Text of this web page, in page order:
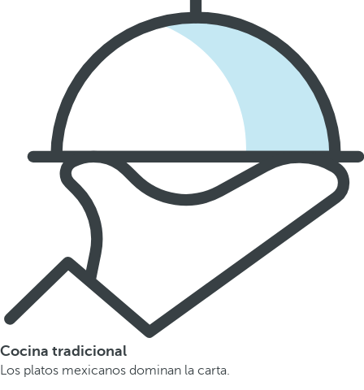
Cocina tradicional
Los platos mexicanos dominan la carta.